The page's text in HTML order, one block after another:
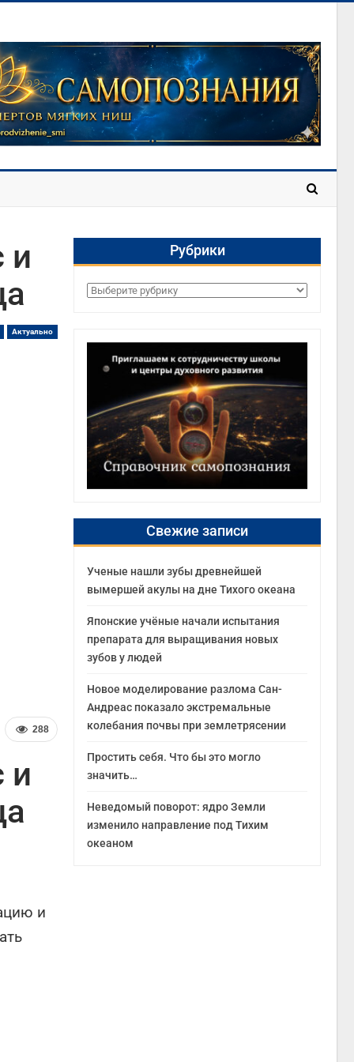
и
Актуально
288
и
и
Рубрики
Рубрики
Свежие записи
Ученые нашли зубы древнейшей
вымершей акулы на дне Тихого океана
Японские учёные начали испытания
препарата для выращивания новых
зубов у людей
Новое моделирование разлома Сан-
Андреас показало экстремальные
колебания почвы при землетрясении
Простить себя. Что бы это могло
значить…
Неведомый поворот: ядро Земли
изменило направление под Тихим
океаном